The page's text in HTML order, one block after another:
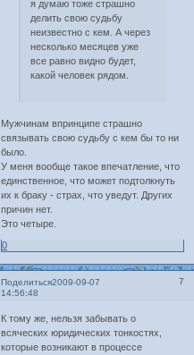
я думаю тоже страшно
делить свою судьбу
неизвестно с кем. А через
несколько месяцев уже
все равно видно будет,
какой человек рядом.
Мужчинам впринципе страшно
связывать свою судьбу с кем бы то ни
было.
У меня вообще такое впечатление, что
единственное, что может подтолкнуть
их к браку - страх, что уведут. Других
причин нет.
Это четыре.
0
Поделиться 7
2009-09-07
14:56:48
К тому же, нельзя забывать о
всяческих юридических тонкостях,
которые возникают в процессе